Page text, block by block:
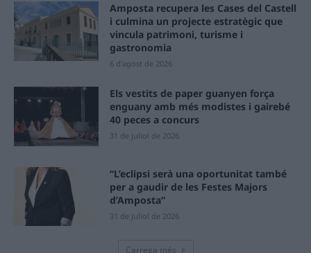
Amposta recupera les Cases del Castell
i culmina un projecte estratègic que
vincula patrimoni, turisme i
gastronomia
6 d'agost de 2026
Els vestits de paper guanyen força
enguany amb més modistes i gairebé
40 peces a concurs
31 de juliol de 2026
“L’eclipsi serà una oportunitat també
per a gaudir de les Festes Majors
d’Amposta”
31 de juliol de 2026
Carrega més